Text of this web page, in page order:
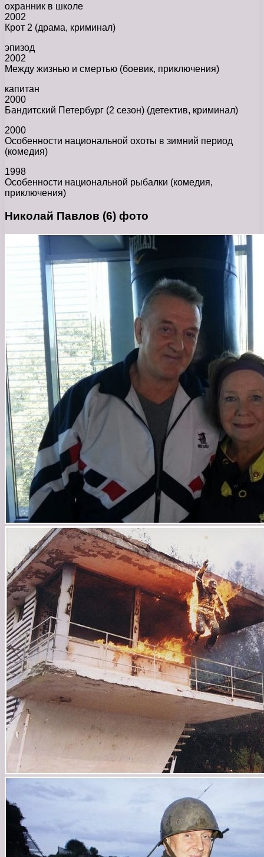
охранник в школе
2002
Крот 2 (драма, криминал)
эпизод
2002
Между жизнью и смертью (боевик, приключения)
капитан
2000
Бандитский Петербург (2 сезон) (детектив, криминал)
2000
Особенности национальной охоты в зимний период
(комедия)
1998
Особенности национальной рыбалки (комедия,
приключения)
Николай Павлов (6) фото